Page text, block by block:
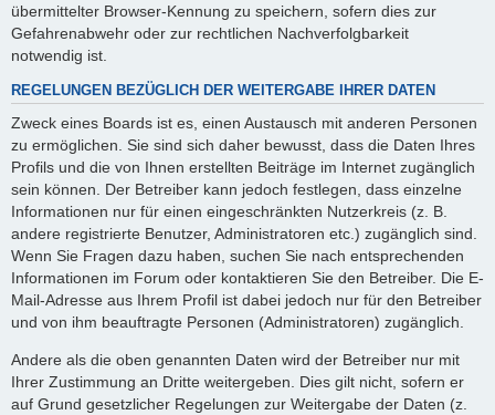
übermittelter Browser-Kennung zu speichern, sofern dies zur
Gefahrenabwehr oder zur rechtlichen Nachverfolgbarkeit
notwendig ist.
REGELUNGEN BEZÜGLICH DER WEITERGABE IHRER DATEN
Zweck eines Boards ist es, einen Austausch mit anderen Personen
zu ermöglichen. Sie sind sich daher bewusst, dass die Daten Ihres
Profils und die von Ihnen erstellten Beiträge im Internet zugänglich
sein können. Der Betreiber kann jedoch festlegen, dass einzelne
Informationen nur für einen eingeschränkten Nutzerkreis (z. B.
andere registrierte Benutzer, Administratoren etc.) zugänglich sind.
Wenn Sie Fragen dazu haben, suchen Sie nach entsprechenden
Informationen im Forum oder kontaktieren Sie den Betreiber. Die E-
Mail-Adresse aus Ihrem Profil ist dabei jedoch nur für den Betreiber
und von ihm beauftragte Personen (Administratoren) zugänglich.
Andere als die oben genannten Daten wird der Betreiber nur mit
Ihrer Zustimmung an Dritte weitergeben. Dies gilt nicht, sofern er
auf Grund gesetzlicher Regelungen zur Weitergabe der Daten (z.